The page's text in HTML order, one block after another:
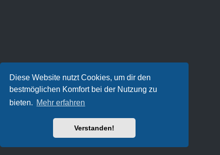
Diese Website nutzt Cookies, um dir den
bestmöglichen Komfort bei der Nutzung zu
bieten. Mehr erfahren
Verstanden!